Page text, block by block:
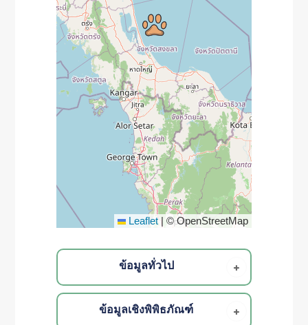
Leaflet © OpenStreetMap
ข้อมูลทั่วไป
ข้อมูลเชิงพิพิธภัณฑ์